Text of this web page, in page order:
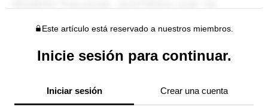
Este artículo está reservado a nuestros miembros.
Inicie sesión para continuar.
Iniciar sesión Crear una cuenta